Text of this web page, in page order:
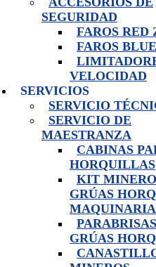
SEGURIDAD
FAROS RED
FAROS
VELOCIDAD
SERVICIOS
SERVICIO
SERVICIO DE
MAESTRANZA
CABINAS
HORQUILLAS
KIT
GRÚAS
GRÚAS